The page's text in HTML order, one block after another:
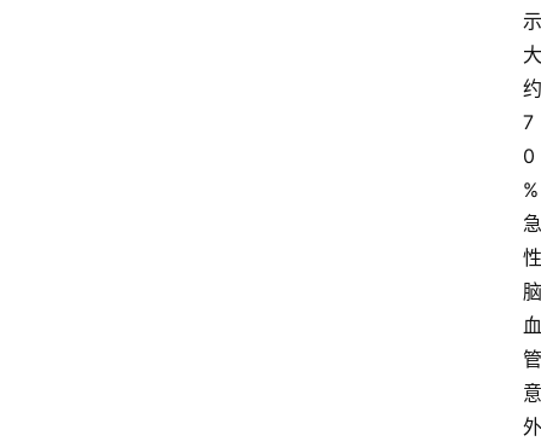
示
大
约
7
0
%
急
性
脑
血
管
意
外